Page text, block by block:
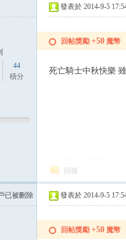
44
積分
發表於 2014-9-5
回帖獎勵 +50 魔幣
死亡騎士中秋快樂
回復
已被刪除 發表於 2014-9-5
回帖獎勵 +50 魔幣